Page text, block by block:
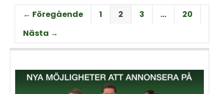
som vet allt om majsens
fördelar, men också om
majsens utmaningar, är Hans
Thorell som började odla
grödan redan på 70-talet.
Machinery med
huvudagenturen Claas. Hur
går det för Swedish Agro
← Föregående 1 2 3 …
20
Nästa →